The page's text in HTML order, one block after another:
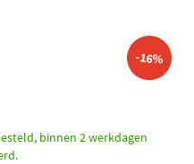
-16%
binnen 2 werkdagen